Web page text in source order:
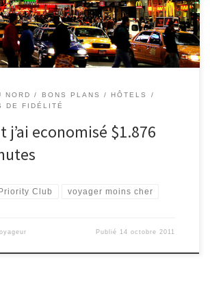
$469 par nuit pour […]
NORD BONS PLANS
HÔTELS
DE FIDÉLITÉ
j’ai economisé $1.876
Priority Club voyager moins cher
Publié 14 octobre 2011